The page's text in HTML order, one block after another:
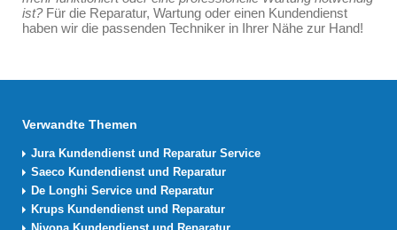
ist?Für die Reparatur, Wartung oder einen Kundendienst
haben wir die passenden Techniker in Ihrer Nähe zur Hand!
Verwandte Themen
Jura Kundendienst und Reparatur Service
Saeco Kundendienst und Reparatur
De Longhi Service und Reparatur
Krups Kundendienst und Reparatur